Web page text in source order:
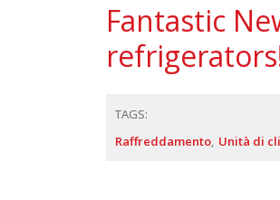
Fantastic
TAGS:
Raffreddamento Unità di